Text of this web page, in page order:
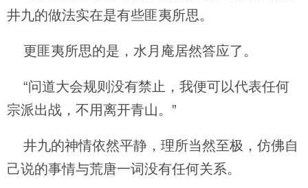
井九的做法实在是有些匪夷所思。
更匪夷所思的是，水月庵居然答应了。
“问道大会规则没有禁止，我便可以代表任何
宗派出战，不用离开青山。”
井九的神情依然平静，理所当然至极，仿佛自
己说的事情与荒唐一词没有任何关系。